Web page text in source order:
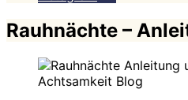
Rauhnächte –